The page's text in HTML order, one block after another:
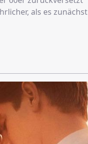
als es zunächst